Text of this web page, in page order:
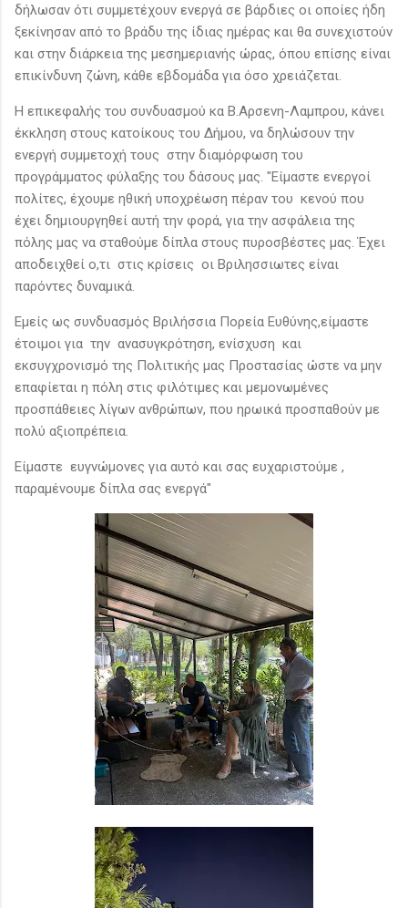
δήλωσαν ότι συμμετέχουν ενεργά σε βάρδιες οι οποίες ήδη
ξεκίνησαν από το βράδυ της ίδιας ημέρας και θα συνεχιστούν
και στην διάρκεια της μεσημεριανής ώρας, όπου επίσης είναι
επικίνδυνη ζώνη, κάθε εβδομάδα για όσο χρειάζεται.
Η επικεφαλής του συνδυασμού κα Β.Αρσενη-Λαμπρου, κάνει
έκκληση στους κατοίκους του Δήμου, να δηλώσουν την
ενεργή συμμετοχή τους στην διαμόρφωση του
προγράμματος φύλαξης του δάσους μας. "Είμαστε ενεργοί
πολίτες, έχουμε ηθική υποχρέωση πέραν του κενού που
έχει δημιουργηθεί αυτή την φορά, για την ασφάλεια της
πόλης μας να σταθούμε δίπλα στους πυροσβέστες μας. Έχει
αποδειχθεί ο,τι στις κρίσεις οι Βριλησσιωτες είναι
παρόντες δυναμικά.
Εμείς ως συνδυασμός Βριλήσσια Πορεία Ευθύνης,είμαστε
έτοιμοι για την ανασυγκρότηση, ενίσχυση και
εκσυγχρονισμό της Πολιτικής μας Προστασίας ώστε να μην
επαφίεται η πόλη στις φιλότιμες και μεμονωμένες
προσπάθειες λίγων ανθρώπων, που ηρωικά προσπαθούν με
πολύ αξιοπρέπεια.
Είμαστε ευγνώμονες για αυτό και σας ευχαριστούμε ,
παραμένουμε δίπλα σας ενεργά"